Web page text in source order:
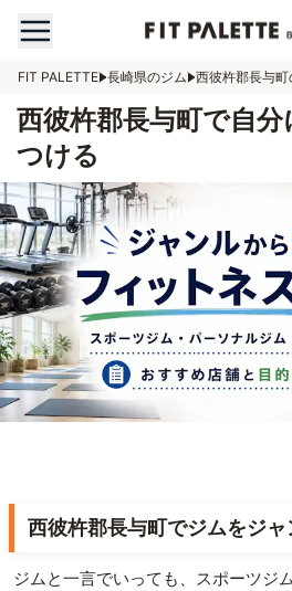
FIT PALETTE 長崎県のジム 西彼杵郡長与町
西彼杵郡長与町で自
つける
西彼杵郡長与町でジムをジ
ジムと一言でいっても、スポーツジ